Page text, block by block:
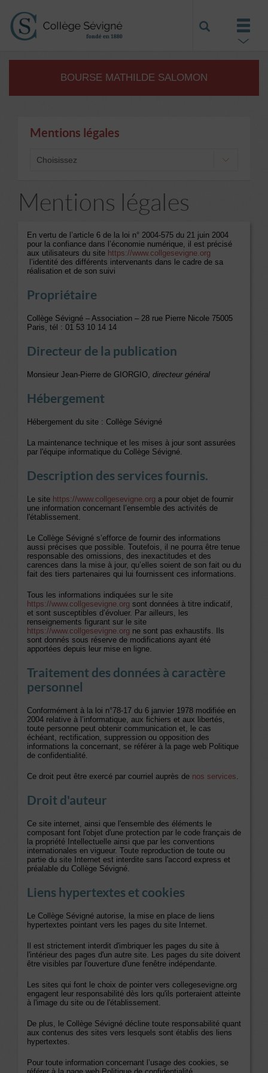
BOURSE MATHILDE SALOMON
Mentions légales
Choisissez
Mentions légales
En vertu de l’article 6 de la loi n° 2004-575 du 21 juin 2004
pour la confiance dans l’économie numérique, il est précisé
aux utilisateurs du site https://www.collgesevigne.org
l’identité des différents intervenants dans le cadre de sa
réalisation et de son suivi
Propriétaire
Collège Sévigné – Association – 28 rue Pierre Nicole 75005
Paris, tél : 01 53 10 14 14
Directeur de la publication
Monsieur Jean-Pierre de GIORGIO, directeur général
Hébergement
Hébergement du site : Collège Sévigné
La maintenance technique et les mises à jour sont assurées
par l'équipe informatique du Collège Sévigné.
Description des services fournis.
Le site https://www.collgesevigne.org a pour objet de fournir
une information concernant l’ensemble des activités de
l'établissement.
Le Collège Sévigné s’efforce de fournir des informations
aussi précises que possible. Toutefois, il ne pourra être tenue
responsable des omissions, des inexactitudes et des
carences dans la mise à jour, qu’elles soient de son fait ou du
fait des tiers partenaires qui lui fournissent ces informations.
Tous les informations indiquées sur le site
https://www.collgesevigne.org sont données à titre indicatif,
et sont susceptibles d’évoluer. Par ailleurs, les
renseignements figurant sur le site
https://www.collgesevigne.org ne sont pas exhaustifs. Ils
sont donnés sous réserve de modifications ayant été
apportées depuis leur mise en ligne.
Traitement des données à caractère
personnel
Conformément à la loi n°78-17 du 6 janvier 1978 modifiée en
2004 relative à l’informatique, aux fichiers et aux libertés,
toute personne peut obtenir communication et, le cas
échéant, rectification, suppression ou opposition des
informations la concernant, se référer à la page web Politique
de confidentialité.
Ce droit peut être exercé par courriel auprès de nos services.
Droit d'auteur
Ce site internet, ainsi que l'ensemble des éléments le
composant font l'objet d'une protection par le code français de
la propriété Intellectuelle ainsi que par les conventions
internationales en vigueur. Toute reproduction de toute ou
partie du site Internet est interdite sans l'accord express et
préalable du Collège Sévigné.
Liens hypertextes et cookies
Le Collège Sévigné autorise, la mise en place de liens
hypertextes pointant vers les pages du site Internet.
Il est strictement interdit d'imbriquer les pages du site à
l'intérieur des pages d'un autre site. Les pages du site doivent
être visibles par l'ouverture d'une fenêtre indépendante.
Les sites qui font le choix de pointer vers collegesevigne.org
engagent leur responsabilité dès lors qu'ils porteraient atteinte
à l'image du site ou de l'établissement.
De plus, le Collège Sévigné décline toute responsabilité quant
aux contenus des sites vers lesquels sont établis des liens
hypertextes.
Pour toute information concernant l’usage des cookies, se